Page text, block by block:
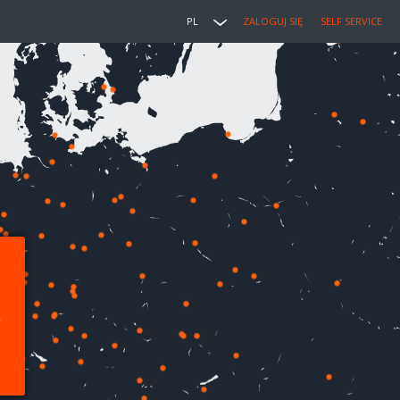
PL ZALOGUJ SIĘ SELF SERVICE